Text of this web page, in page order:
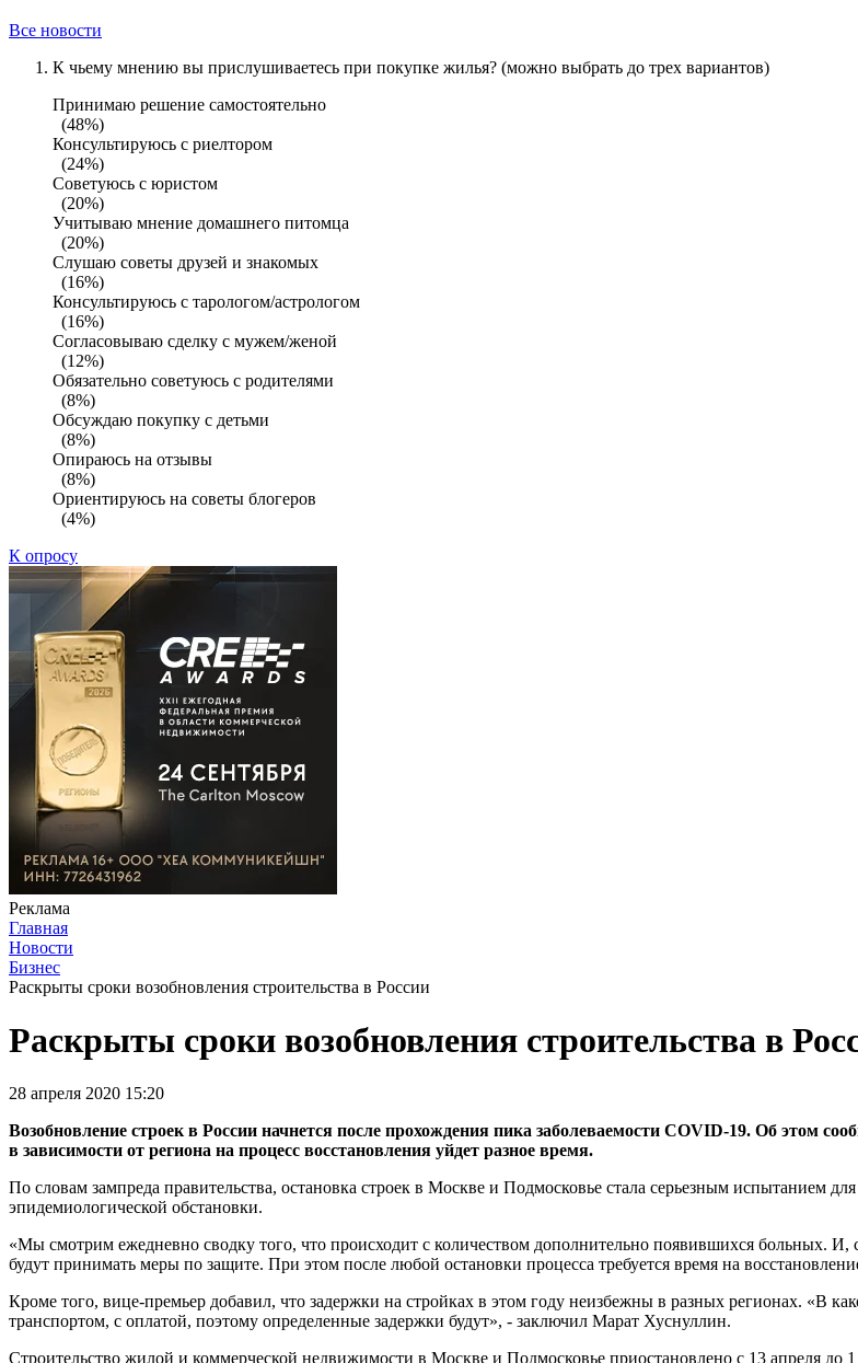
Все новости
К чьему мнению вы прислушиваетесь при покупке жилья? (можно выбрать до трех вариантов)
Принимаю решение самостоятельно
(48%)
Консультируюсь с риелтором
(24%)
Советуюсь с юристом
(20%)
Учитываю мнение домашнего питомца
(20%)
Слушаю советы друзей и знакомых
(16%)
Консультируюсь с тарологом/астрологом
(16%)
Согласовываю сделку с мужем/женой
(12%)
Обязательно советуюсь с родителями
(8%)
Обсуждаю покупку с детьми
(8%)
Опираюсь на отзывы
(8%)
Ориентируюсь на советы блогеров
(4%)
К опросу
Реклама
Главная
Новости
Бизнес
Раскрыты сроки возобновления строительства в России
Раскрыты сроки возобновления строительства в
28 апреля 2020 15:20
Возобновление строек в России начнется после прохождения пика заболеваемости COVID-19. Об
в зависимости от региона на процесс восстановления уйдет разное время.
По словам зампреда правительства, остановка строек в Москве и Подмосковье стала серьезным испытанием
эпидемиологической обстановки.
«Мы смотрим ежедневно сводку того, что происходит с количеством дополнительно появившихся больных.
будут принимать меры по защите. При этом после любой остановки процесса требуется время на
Кроме того, вице-премьер добавил, что задержки на стройках в этом году неизбежны в разных регионах. «В
транспортом, с оплатой, поэтому определенные задержки будут», - заключил Марат Хуснуллин.
Строительство жилой и коммерческой недвижимости в Москве и Подмосковье приостановлено с 13 апреля